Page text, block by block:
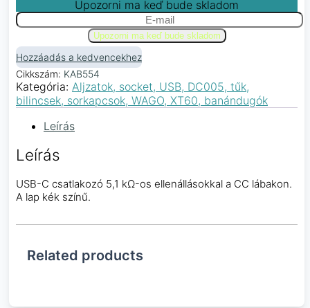
Upozorni ma keď bude skladom
Hozzáadás a kedvencekhez
Cikkszám: KAB554
Kategória: Aljzatok, socket, USB, DC005, tűk,
bilincsek, sorkapcsok, WAGO, XT60, banándugók
Leírás
Leírás
USB-C csatlakozó 5,1 kΩ-os ellenállásokkal a CC lábakon.
A lap kék színű.
Related products